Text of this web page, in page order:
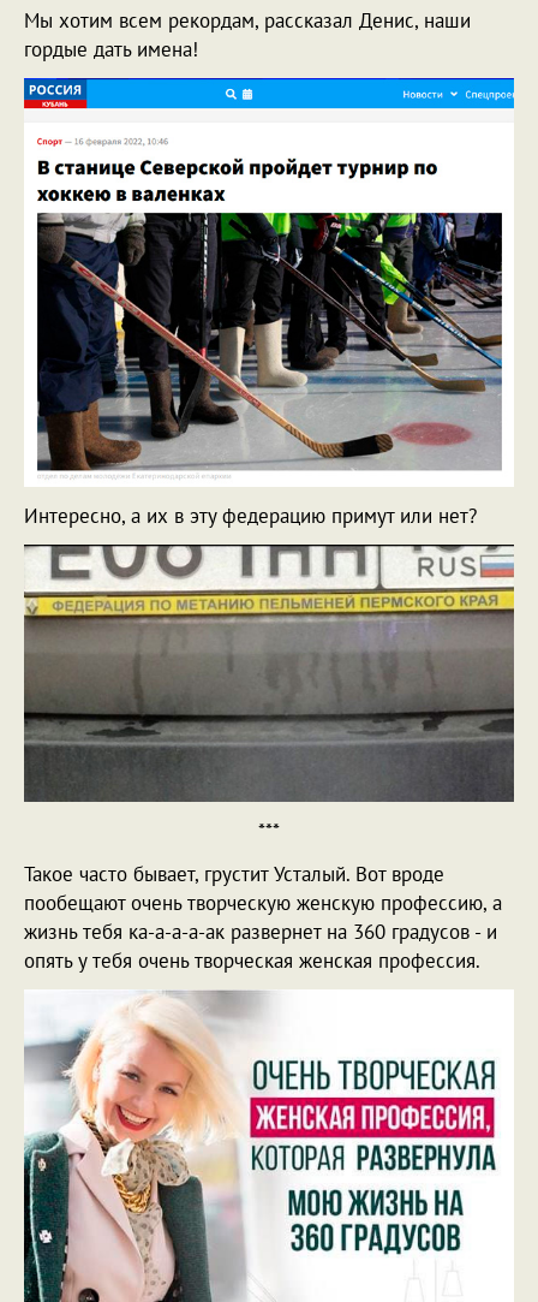
Мы хотим всем рекордам, рассказал Денис, наши
гордые дать имена!
Интересно, а их в эту федерацию примут или нет?
***
Такое часто бывает, грустит Усталый. Вот вроде
пообещают очень творческую женскую профессию, а
жизнь тебя ка-а-а-а-ак развернет на 360 градусов - и
опять у тебя очень творческая женская профессия.